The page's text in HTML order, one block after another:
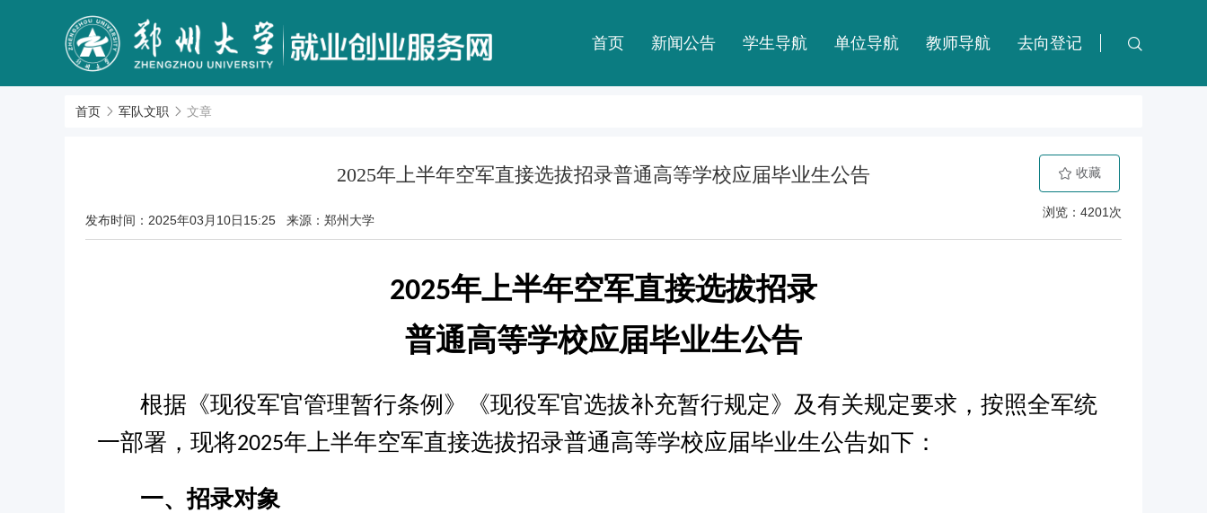
首页 新闻公告 学生导航 单位导航 教师导航 去向登记
首页 军队文职 文章
2025年上半年空军直接选拔招录普通高等学校应届毕业生公告 收藏
浏览：4201次
发布时间： 2025年03月10日15:25 来源：郑州大学
2025年上半年空军直接选拔招录
普通高等学校应届毕业生公告
根据《现役军官管理暂行条例》《现役军官选拔补充暂行规定》及有关规定要求，按照全军统
一部署，现将2025年上半年空军直接选拔招录普通高等学校应届毕业生公告如下：
一、招录对象